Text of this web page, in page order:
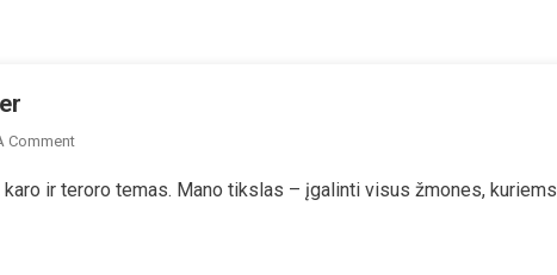
CommentOn
Už
ir teroro temas. Mano tikslas – įgalinti visus žmones, kuriems